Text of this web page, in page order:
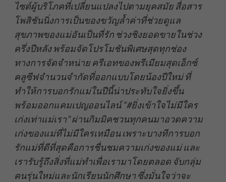
ไซต์ผู้บริโภคที่เปลี่ยนแปลงไปตามยุคสมัย สื่อสาร
โพสิชันนิ่งการเป็นของขวัญล้ำค่าที่ช่วยดูแล
สุขภาพของแม่อันเป็นที่รัก ช่วงชิงยอดขายในช่วง
ครึ่งปีหลัง พร้อมจัดโปรโมชันพิเศษสุดทุกช่อง
ทางการจัดจำหน่าย ครีเอทของพรีเมียมสุดเอ็กซ์
คลูซีฟจำนวนจำกัดที่ออกแบบโดยน้องปีใหม่ ที่
ทำให้การบอกรักแม่ในปีนี้น่าประทับใจยิ่งขึ้น
พร้อมออกแคมเปญออนไลน์ “#ยิ่งเข้าใจไม่มีใคร
เก่งเท่าแม่เรา” ผ่านกิมมิคชวนทุกคนมาอวดความ
เก่งของแม่ที่ไม่มีใครเหมือน เพราะบางทีการบอก
รักแม่ที่ดีที่สุดคือการชื่นชมความเก่งของแม่ และ
เรารับรู้ถึงสิ่งที่แม่ทำเพื่อเรามาโดยตลอด จับกลุ่ม
คนรุ่นใหม่และนักเรียนนักศึกษา ซึ่งมั่นใจว่าจะ